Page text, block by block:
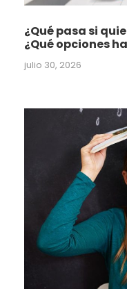
¿Qué pasa si
¿Qué opciones
julio 30, 2026